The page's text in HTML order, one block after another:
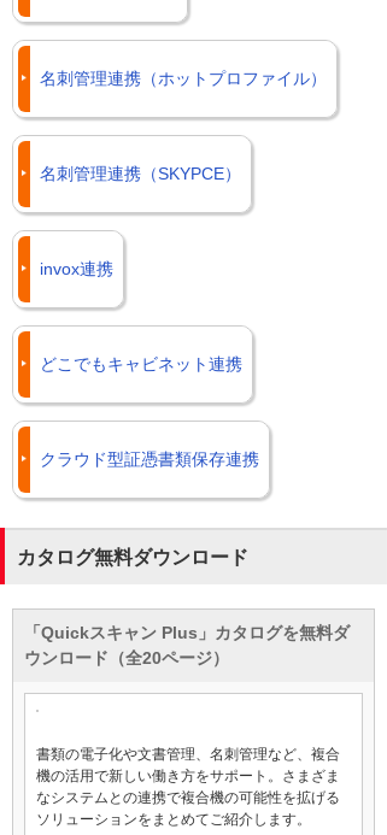
名刺管理連携（ホットプロファイル）
名刺管理連携（SKYPCE）
invox連携
どこでもキャビネット連携
クラウド型証憑書類保存連携
カタログ無料ダウンロード
「Quickスキャン Plus」カタログを無料ダ
ウンロード（全20ページ）
書類の電子化や文書管理、名刺管理など、複合
機の活用で新しい働き方をサポート。さまざま
なシステムとの連携で複合機の可能性を拡げる
ソリューションをまとめてご紹介します。